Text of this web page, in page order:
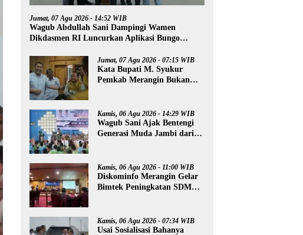
Jumat, 07 Agu 2026 - 14:52 WIB
Wagub Abdullah Sani Dampingi Wamen
Dikdasmen RI Luncurkan Aplikasi Bungo
Jumat, 07 Agu 2026 - 07:15 WIB
Kata Bupati M. Syukur
Pemkab Merangin Bukan
Kamis, 06 Agu 2026 - 14:29 WIB
Wagub Sani Ajak Bentengi
Generasi Muda Jambi dari
Kamis, 06 Agu 2026 - 11:00 WIB
Diskominfo Merangin Gelar
Bimtek Peningkatan SDM
Kamis, 06 Agu 2026 - 07:34 WIB
Usai Sosialisasi Bahanya